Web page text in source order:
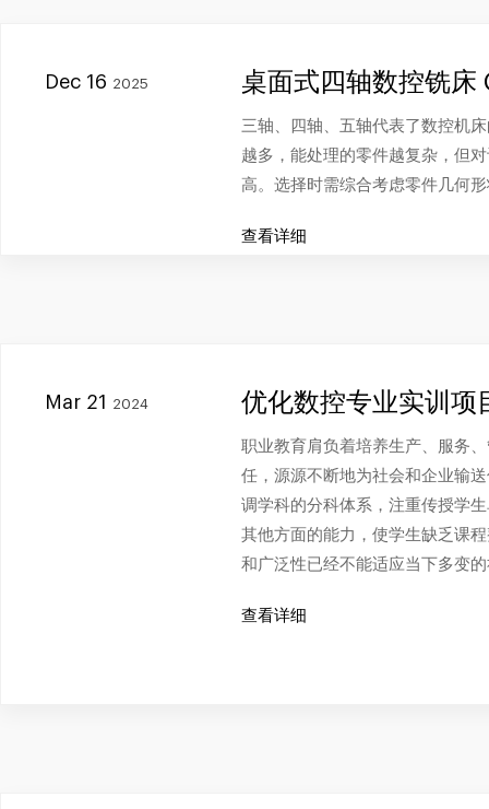
Dec 16 2025 桌面式四轴数控铣床
三轴、四轴、五轴代表了数控机
越多，能处理的零件越复杂，但
高。选择时需综合考虑零件几何
查看详细
Mar 21 2024 优化数控专业实训项
职业教育肩负着培养生产、服务
任，源源不断地为社会和企业输
调学科的分科体系，注重传授学
其他方面的能力，使学生缺乏课
和广泛性已经不能适应当下多变
查看详细